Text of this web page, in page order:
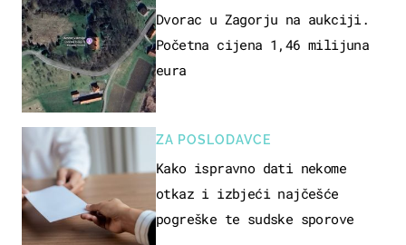
Dvorac u Zagorju na aukciji.
Početna cijena 1,46 milijuna
eura
ZA POSLODAVCE
Kako ispravno dati nekome
otkaz i izbjeći najčešće
pogreške te sudske sporove